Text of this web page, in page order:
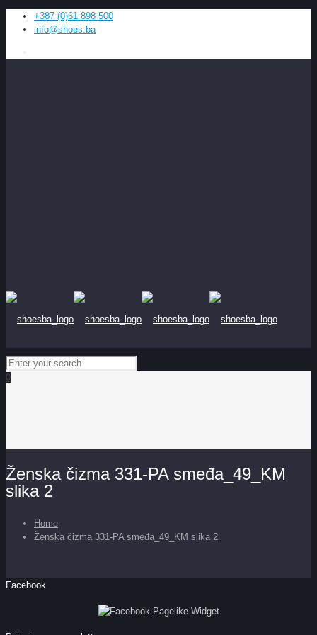
+387 (0)61 898 500
info@shoes.ba
0
Ženska čizma 331-PA smeđa_49_KM
slika 2
Home
Ženska čizma 331-PA smeđa_49_KM slika 2
Facebook